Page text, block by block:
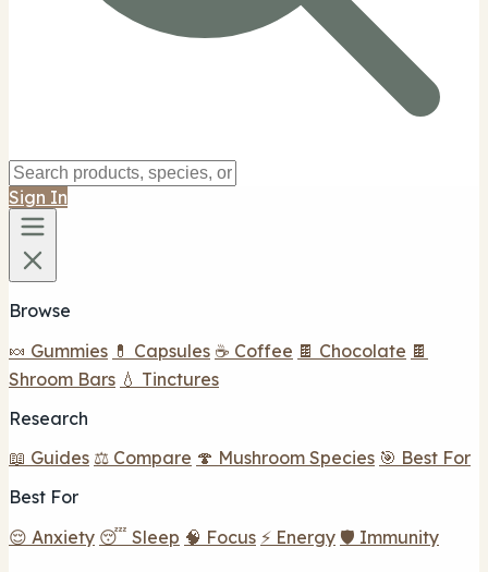
Sign In
Browse
🍬 Gummies 💊 Capsules ☕ Coffee 🍫 Chocolate 🍫
Shroom Bars 💧 Tinctures
Research
📖 Guides ⚖️ Compare 🍄 Mushroom Species 🎯 Best For
Best For
😌 Anxiety 😴 Sleep 🧠 Focus ⚡ Energy 🛡️ Immunity